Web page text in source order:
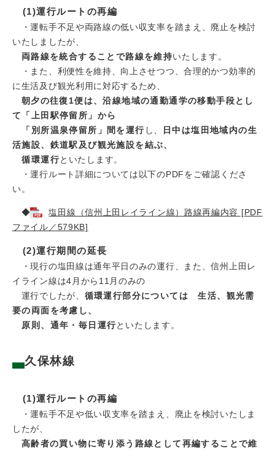
(1)運行ルートの再編
・運転手不足や両路線の低い収支率を踏まえ、廃止を検討
いたしましたが、
両路線を統合することで路線を維持いたします。
・また、利便性を維持、向上させつつ、合理的かつ効率的
に生活及び観光利用に対応するため、
朝夕の往復1便は、沿線地域の通勤通学の移動手段とし
て「上田駅停留所」から
「別所温泉停留所」間を運行 し、
日中は塩田地域内の生
活施設、鉄道駅及び観光施設を結ぶ、
循環運行といたします。
​ ・運行ルート詳細については以下のPDFをご確認くださ
い。
◆
塩田線（信州上田レイライン線）路線再編内容 [PDF
ファイル／579KB]
(2)運行期間の延長
・現行の塩田線は通年平日のみの運行、また、信州上田レ
イライン線は4月から11月のみの
運行でしたが、 循環運行部分については 生活、観光需
要の両面を考慮し、
原則、通年・毎日運行といたします。
久保林線
(1)運行ルートの再編
・運転手不足や低い収支率を踏まえ、廃止を検討いたしま
したが、
高齢者の買い物に寄り添う路線として再編することで維